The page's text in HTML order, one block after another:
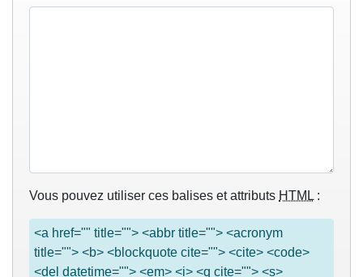
Vous pouvez utiliser ces balises et attributs HTML :
<a href="" title=""> <abbr title=""> <acronym
title=""> <b> <blockquote cite=""> <cite> <code>
<del datetime=""> <em> <i> <q cite=""> <s>